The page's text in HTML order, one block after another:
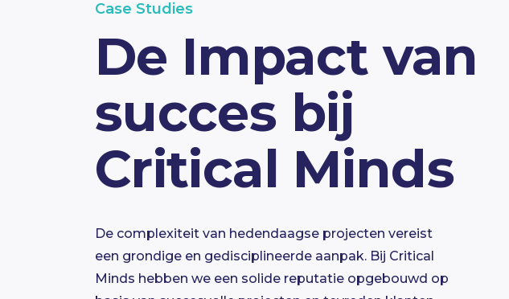
Case Studies
De Impact van
succes bij
Critical Minds
De complexiteit van hedendaagse projecten vereist
een grondige en gedisciplineerde aanpak. Bij Critical
Minds hebben we een solide reputatie opgebouwd op